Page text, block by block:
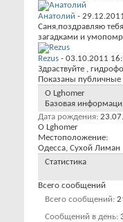
Анатолий -
Саня,поздравляю
загадками и
Rezus - 03.10.2011
Здраствуйте ,
Показаны
О Lghomer
Базовая
Дата рождения
О Lghomer
Местоположение:
Одесса, Сухой Лиман
Статистика
Всего сообщений
Всего сообщений
Сообщений в день